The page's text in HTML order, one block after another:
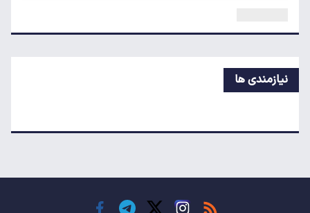
پیش‌بینی جدید از نرخ تورم تا پایان سال
اعتبار حکمت کارت مرداد واریز شد/ سهم هر خانوار
پاسداران
نیازمندی ها